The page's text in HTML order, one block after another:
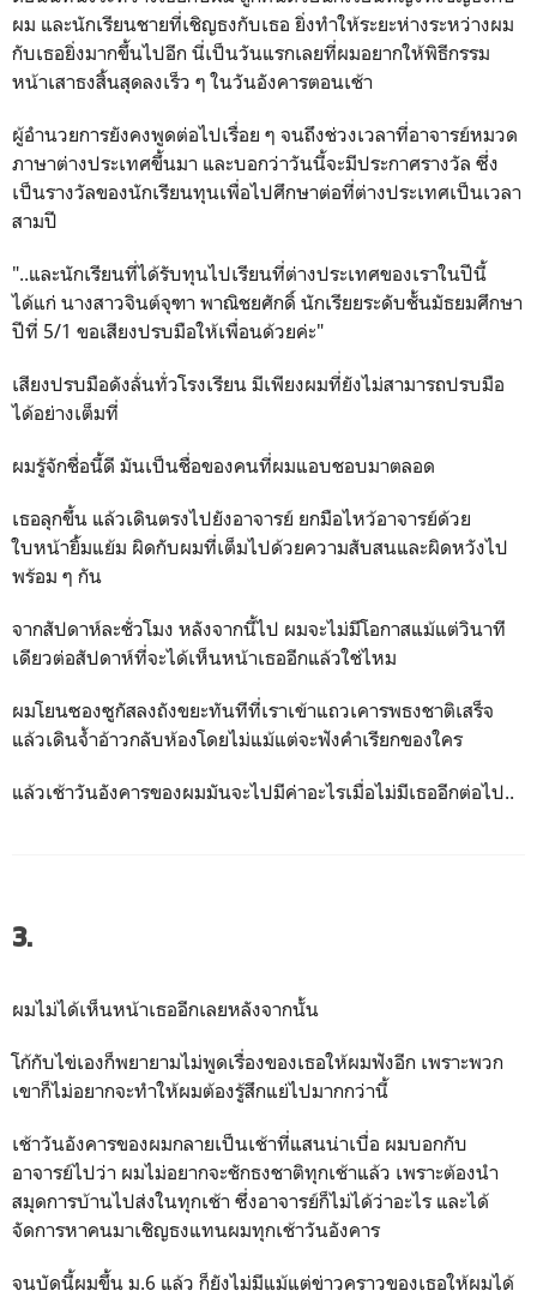
ผม และนักเรียนชายที่เชิญธงกับเธอ ยิ่งทำให้ระยะห่างระหว่างผม
กับเธอยิ่งมากขึ้นไปอีก นี่เป็นวันแรกเลยที่ผมอยากให้พิธีกรรม
หน้าเสาธงสิ้นสุดลงเร็ว ๆ ในวันอังคารตอนเช้า
ผู้อำนวยการยังคงพูดต่อไปเรื่อย ๆ จนถึงช่วงเวลาที่อาจารย์หมวด
ภาษาต่างประเทศขึ้นมา และบอกว่าวันนี้จะมีประกาศรางวัล ซึ่ง
เป็นรางวัลของนักเรียนทุนเพื่อไปศึกษาต่อที่ต่างประเทศเป็นเวลา
สามปี
"..และนักเรียนที่ได้รับทุนไปเรียนที่ต่างประเทศของเราในปีนี้
ได้แก่ นางสาวจินต์จุฑา พาณิชยศักดิ์ นักเรียยระดับชั้นมัธยมศึกษา
ปีที่ 5/1 ขอเสียงปรบมือให้เพื่อนด้วยค่ะ"
เสียงปรบมือดังลั่นทั่วโรงเรียน มีเพียงผมที่ยังไม่สามารถปรบมือ
ได้อย่างเต็มที่
ผมรู้จักชื่อนี้ดี มันเป็นชื่อของคนที่ผมแอบชอบมาตลอด
เธอลุกขึ้น แล้วเดินตรงไปยังอาจารย์ ยกมือไหว้อาจารย์ด้วย
ใบหน้ายิ้มแย้ม ผิดกับผมที่เต็มไปด้วยความสับสนและผิดหวังไป
พร้อม ๆ กัน
จากสัปดาห์ละชั่วโมง หลังจากนี้ไป ผมจะไม่มีโอกาสแม้แต่วินาที
เดียวต่อสัปดาห์ที่จะได้เห็นหน้าเธออีกแล้วใช่ไหม
ผมโยนซองซูกัสลงถังขยะทันทีที่เราเข้าแถวเคารพธงชาติเสร็จ
แล้วเดินจ้ำอ้าวกลับห้องโดยไม่แม้แต่จะฟังคำเรียกของใคร
แล้วเช้าวันอังคารของผมมันจะไปมีค่าอะไรเมื่อไม่มีเธออีกต่อไป..
3.
ผมไม่ได้เห็นหน้าเธออีกเลยหลังจากนั้น
โก้กับไข่เองก็พยายามไม่พูดเรื่องของเธอให้ผมฟังอีก เพราะพวก
เขาก็ไม่อยากจะทำให้ผมต้องรู้สึกแย่ไปมากกว่านี้
เช้าวันอังคารของผมกลายเป็นเช้าที่แสนน่าเบื่อ ผมบอกกับ
อาจารย์ไปว่า ผมไม่อยากจะชักธงชาติทุกเช้าแล้ว เพราะต้องนำ
สมุดการบ้านไปส่งในทุกเช้า ซึ่งอาจารย์ก็ไม่ได้ว่าอะไร และได้
จัดการหาคนมาเชิญธงแทนผมทุกเช้าวันอังคาร
จนบัดนี้ผมขึ้น ม.6 แล้ว ก็ยังไม่มีแม้แต่ข่าวคราวของเธอให้ผมได้